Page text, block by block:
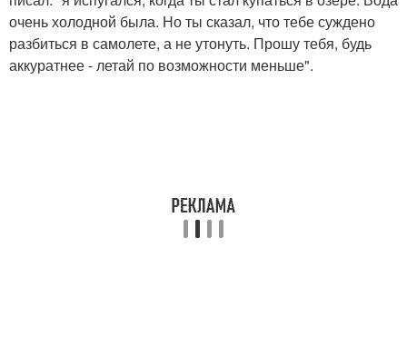
очень холодной была. Но ты сказал, что тебе суждено
разбиться в самолете, а не утонуть. Прошу тебя, будь
аккуратнее - летай по возможности меньше".